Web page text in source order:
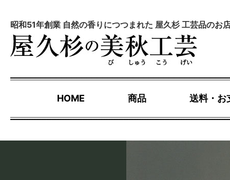
昭和51年創業 自然の香りにつつまれた 屋久杉 工芸品のお
HOME 商品 送料・お